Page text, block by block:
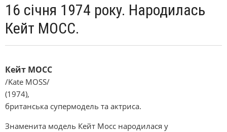
16 січня 1974 року. Народилась
Кейт МОСС.
Кейт МОСС
/Kate MOSS/
(1974),
британська супермодель та актриса.
Знаменита модель Кейт Мосс народилася у